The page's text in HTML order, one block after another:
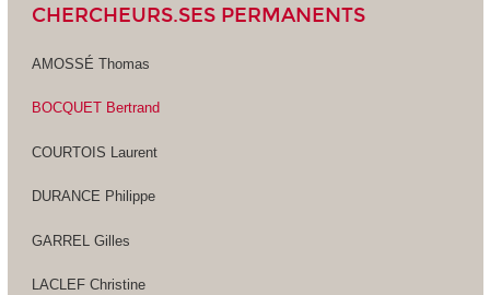
CHERCHEURS.SES PERMANENTS
AMOSSÉ Thomas
BOCQUET Bertrand
COURTOIS Laurent
DURANCE Philippe
GARREL Gilles
LACLEF Christine